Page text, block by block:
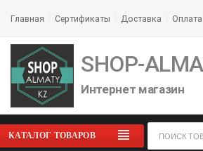
Главная Сертификаты Доставка Оплата
SHOP-
Интернет магазин
КАТАЛОГ ТОВАРОВ